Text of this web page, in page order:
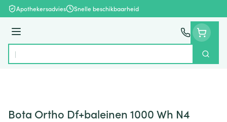
Ga naar de inhoud
Apothekersadvies Snelle beschikbaarheid
Menu
Product, merk, categorie...
Zoek
Bota Ortho Df+baleinen 1000 Wh N4